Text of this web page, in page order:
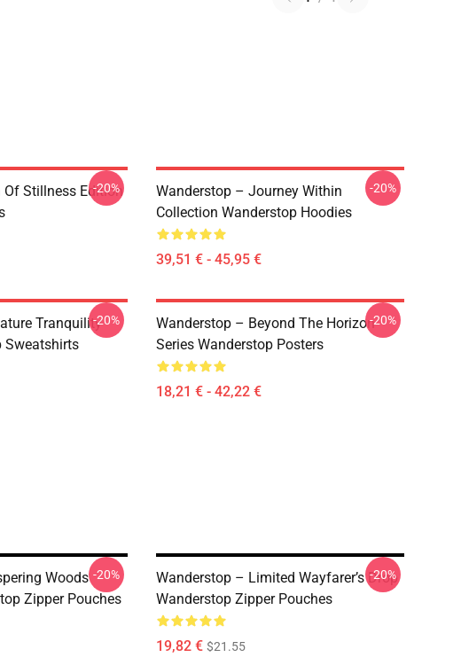
Stillness Edition
-20%
Wanderstop – Journey Within
Collection Wanderstop Hoodies
39,51 € - 45,95 €
-20%
Tranquility
Sweatshirts
-20%
Wanderstop – Beyond The Horizon
Series Wanderstop Posters
18,21 € - 42,22 €
-20%
Woods
Zipper Pouches
-20%
Wanderstop – Limited Wayfarer’s Drop
Wanderstop Zipper Pouches
19,82 € $21.55
-20%